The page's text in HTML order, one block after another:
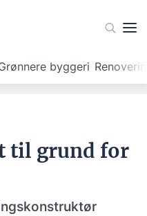
byggeri
til grund for